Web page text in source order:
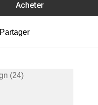
Acheter
Partager